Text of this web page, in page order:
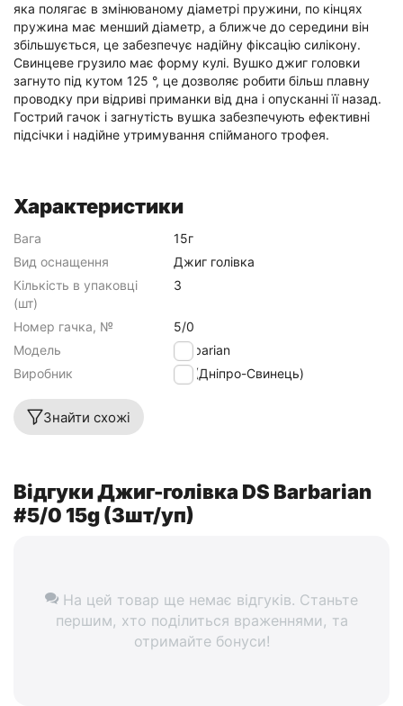
яка полягає в змінюваному діаметрі пружини, по кінцях
пружина має менший діаметр, а ближче до середини він
збільшується, це забезпечує надійну фіксацію силікону.
Свинцеве грузило має форму кулі. Вушко джиг головки
загнуто під кутом 125 °, це дозволяє робити більш плавну
проводку при відриві приманки від дна і опусканні її назад.
Гострий гачок і загнутість вушка забезпечують ефективні
підсічки і надійне утримування спійманого трофея.
Характеристики
Вага
15г
Вид оснащення
Джиг голівка
Кількість в упаковці
(шт)
3
Номер гачка, №
5/0
Модель
Barbarian
Виробник
DS (Дніпро-Свинець)
Знайти схожі
Відгуки Джиг-голівка DS Barbarian
#5/0 15g (3шт/уп)
На цей товар ще немає відгуків. Станьте
першим, хто поділиться враженнями, та
отримайте бонуси!